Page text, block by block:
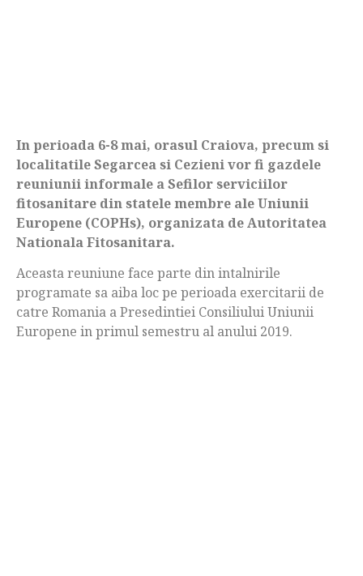
In perioada 6-8 mai, orasul Craiova, precum si
localitatile Segarcea si Cezieni vor fi gazdele
reuniunii informale a Sefilor serviciilor
fitosanitare din statele membre ale Uniunii
Europene (COPHs), organizata de Autoritatea
Nationala Fitosanitara.
Aceasta reuniune face parte din intalnirile
programate sa aiba loc pe perioada exercitarii de
catre Romania a Presedintiei Consiliului Uniunii
Europene in primul semestru al anului 2019.